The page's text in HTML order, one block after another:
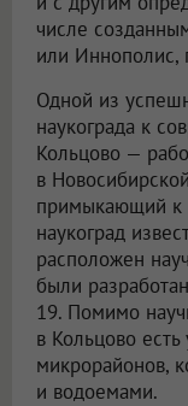
числе
или Иннополис,
Одной из
наукограда к
Кольцово —
в
примыкающий к
наукоград
расположен
были
19. Помимо
в Кольцово
микрорайонов,
и водоемами.